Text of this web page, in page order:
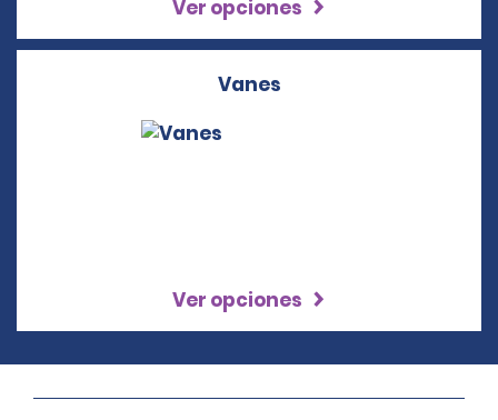
Ver opciones
Vanes
Ver opciones